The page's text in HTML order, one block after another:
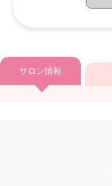
サロン情報